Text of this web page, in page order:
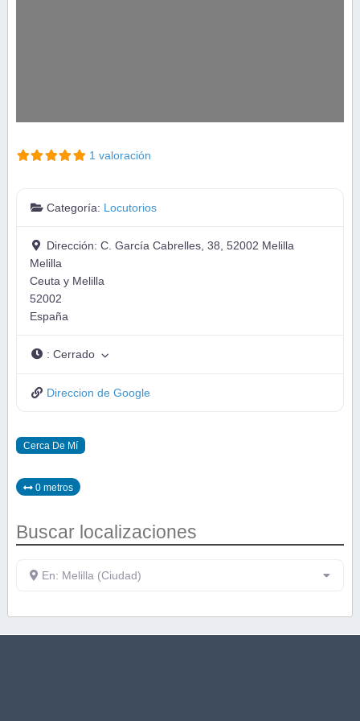
1 valoración
Categoría: Locutorios
Dirección:C. García Cabrelles, 38, 52002 Melilla
Melilla
Ceuta y Melilla
52002
España
:Cerrado
Direccion de Google
Cerca De Mí
0 metros
Buscar localizaciones
En: Melilla (Ciudad)